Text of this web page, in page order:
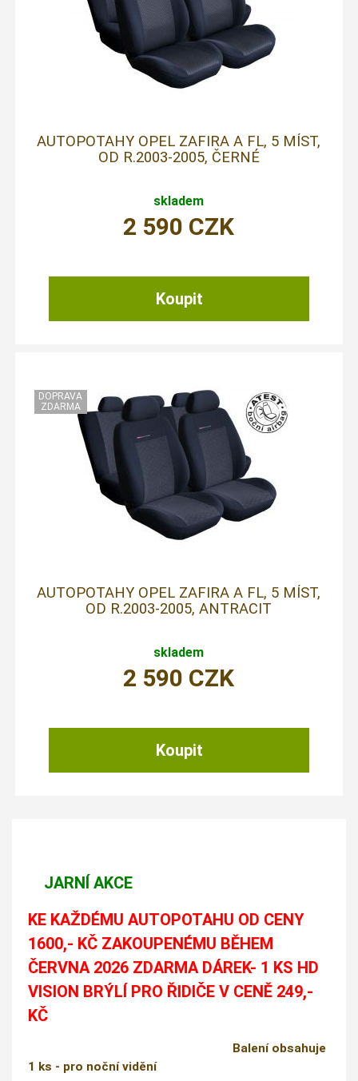
AUTOPOTAHY OPEL ZAFIRA A FL, 5 MÍST,
OD R.2003-2005, ČERNÉ
skladem
2 590 CZK
AUTOPOTAHY OPEL ZAFIRA A FL, 5 MÍST,
OD R.2003-2005, ANTRACIT
skladem
2 590 CZK
JARNÍ AKCE
KE KAŽDÉMU AUTOPOTAHU OD CENY
1600,- KČ ZAKOUPENÉMU BĚHEM
ČERVNA 2026 ZDARMA DÁREK- 1 KS HD
VISION BRÝLÍ PRO ŘIDIČE V CENĚ 249,-
KČ
Balení obsahuje
1 ks - pro noční vidění